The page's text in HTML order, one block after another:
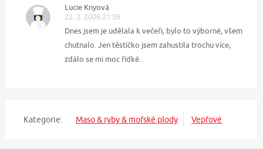
Lucie Knyová
22. 2. 2006 21:58
Dnes jsem je udělala k večeři, bylo to výborné, všem
chutnalo. Jen těstíčko jsem zahustila trochu více,
zdálo se mi moc řídké.
Kategorie: Maso & ryby & mořské plody Vepřové